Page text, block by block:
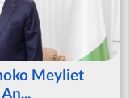
Meyliet